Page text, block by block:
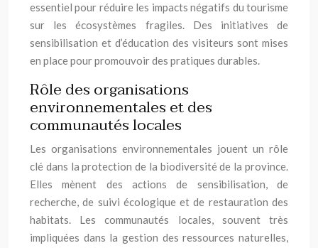
essentiel pour réduire les impacts négatifs du tourisme
sur les écosystèmes fragiles. Des initiatives de
sensibilisation et d’éducation des visiteurs sont mises
en place pour promouvoir des pratiques durables.
Rôle des organisations
environnementales et des
communautés locales
Les organisations environnementales jouent un rôle
clé dans la protection de la biodiversité de la province.
Elles mènent des actions de sensibilisation, de
recherche, de suivi écologique et de restauration des
habitats. Les communautés locales, souvent très
impliquées dans la gestion des ressources naturelles,